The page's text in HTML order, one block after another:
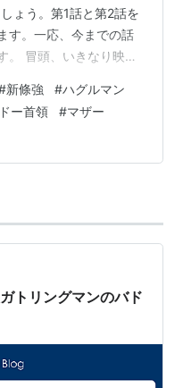
ょう。第1話と第2話を
す。一応、今までの話
。 冒頭、いきなり映る
「中央原子力研究所。
。これをバドーが狙
を守るため、限定機
て中央原子力研究所か
…
新條強 #ハグルマン
ー首領 #マザー
トリングマンのバド